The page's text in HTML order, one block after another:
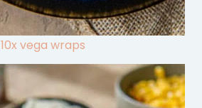
10x vega wraps